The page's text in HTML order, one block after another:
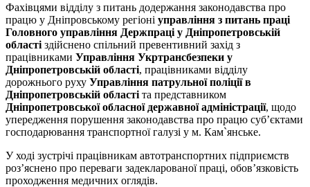
Фахівцями відділу з питань додержання законодавства про
працю у Дніпровському регіоні управління з питань праці
Головного управління Держпраці у Дніпропетровській
області здійснено спільний превентивний захід з
працівниками Управління Укртрансбезпеки у
Дніпропетровській області, працівниками відділу
дорожнього руху Управління патрульної поліції в
Дніпропетровській області та представником
Дніпропетровської обласної державної адміністрації, щодо
упередження порушення законодавства про працю суб’єктами
господарювання транспортної галузі у м. Кам`янське.
У ході зустрічі працівникам автотранспортних підприємств
роз’яснено про переваги задекларованої праці, обов’язковість
проходження медичних оглядів.